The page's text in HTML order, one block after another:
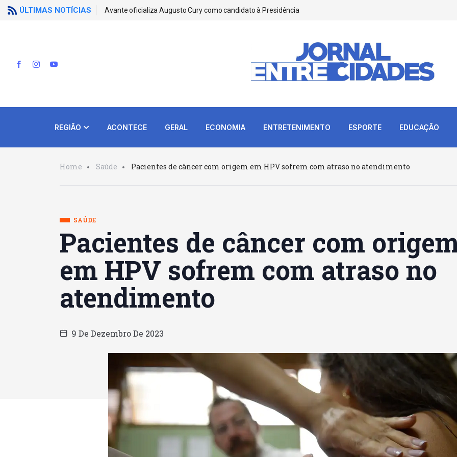
ÚLTIMAS NOTÍCIAS Avante oficializa Augusto Cury como candidato à Presidência
REGIÃO ACONTECE GERAL ECONOMIA ENTRETENIMENTO ESPORTE EDUCAÇÃO
Home Saúde Pacientes de câncer com origem em HPV sofrem com atraso no atendimento
SAÚDE
Pacientes de câncer com
em HPV sofrem com atraso no
atendimento
9 De Dezembro De 2023